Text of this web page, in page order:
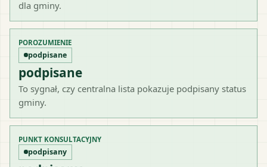
dla gminy.
POROZUMIENIE
podpisane
podpisane
To sygnał, czy centralna lista pokazuje podpisany status
gminy.
PUNKT KONSULTACYJNY
podpisany